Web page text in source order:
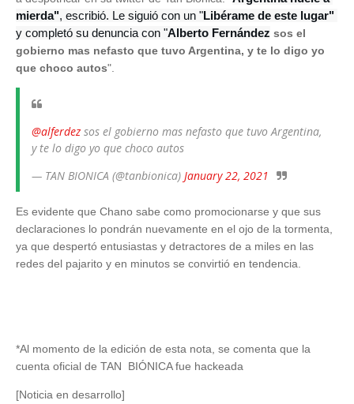
mierda", escribió. Le siguió con un "Libérame de este lugar"
y completó su denuncia con "Alberto Fernández sos el
gobierno mas nefasto que tuvo Argentina, y te lo digo yo
que choco autos".
@alferdez sos el gobierno mas nefasto que tuvo Argentina,
y te lo digo yo que choco autos
— TAN BIONICA (@tanbionica) January 22, 2021
Es evidente que Chano sabe como promocionarse y que sus
declaraciones lo pondrán nuevamente en el ojo de la tormenta,
ya que despertó entusiastas y detractores de a miles en las
redes del pajarito y en minutos se convirtió en tendencia.
*Al momento de la edición de esta nota, se comenta que la
cuenta oficial de TAN BIÓNICA fue hackeada
[Noticia en desarrollo]